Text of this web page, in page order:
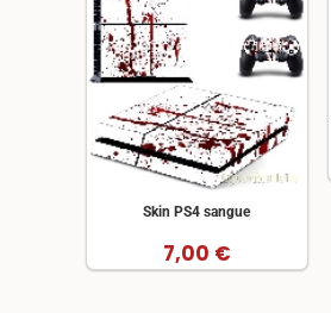
Skin PS4 sangue
7,00 €